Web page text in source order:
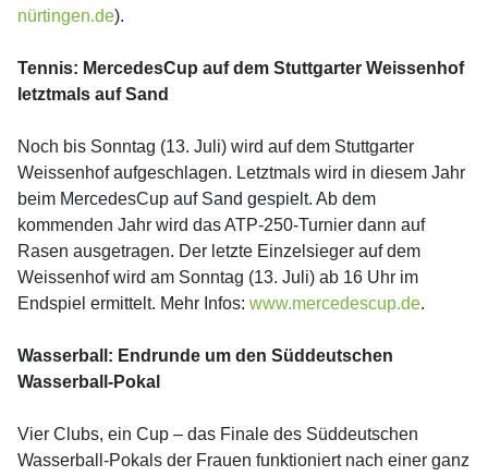
nürtingen.de).
Tennis: MercedesCup auf dem Stuttgarter Weissenhof
letztmals auf Sand
Noch bis Sonntag (13. Juli) wird auf dem Stuttgarter
Weissenhof aufgeschlagen. Letztmals wird in diesem Jahr
beim MercedesCup auf Sand gespielt. Ab dem
kommenden Jahr wird das ATP-250-Turnier dann auf
Rasen ausgetragen. Der letzte Einzelsieger auf dem
Weissenhof wird am Sonntag (13. Juli) ab 16 Uhr im
Endspiel ermittelt. Mehr Infos: www.mercedescup.de.
Wasserball: Endrunde um den Süddeutschen
Wasserball-Pokal
Vier Clubs, ein Cup – das Finale des Süddeutschen
Wasserball-Pokals der Frauen funktioniert nach einer ganz